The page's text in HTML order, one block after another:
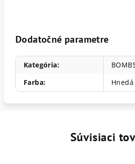
Dodatočné parametre
Kategória:
Farba: Hnedá
Súvisiaci